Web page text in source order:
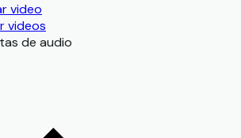
video
videos
de audio